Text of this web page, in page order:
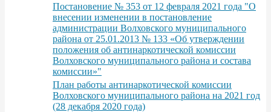
Постановение № 353 от 12 февраля 2021 года "О
внесении изменении в постановление
администрации Волховского муниципального
района от 25.01.2013 № 133 «Об утверждении
положения об антинаркотической комиссии
Волховского муниципального района и состава
комиссии»"
План работы антинаркотической комиссии
Волховского муниципального района на 2021 год
(28 декабря 2020 года)